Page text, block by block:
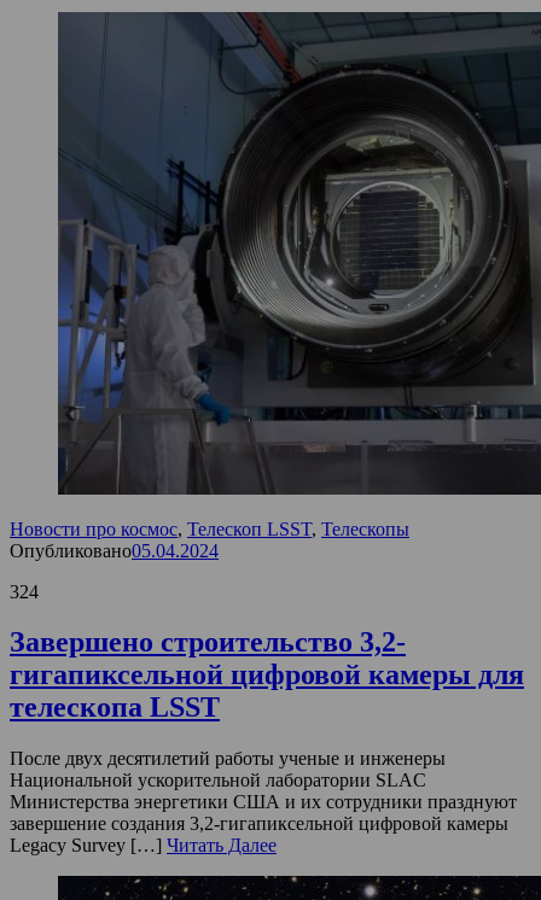
Новости про космос, Телескоп LSST, Телескопы
Опубликовано05.04.2024
324
Завершено строительство 3,2-
гигапиксельной цифровой камеры для
телескопа LSST
После двух десятилетий работы ученые и инженеры
Национальной ускорительной лаборатории SLAC
Министерства энергетики США и их сотрудники празднуют
завершение создания 3,2-гигапиксельной цифровой камеры
Legacy Survey […] Читать Далее